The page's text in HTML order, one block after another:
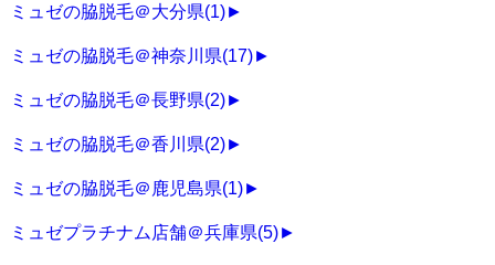
ミュゼの脇脱毛＠大分県(1)►
ミュゼの脇脱毛＠神奈川県(17)►
ミュゼの脇脱毛＠長野県(2)►
ミュゼの脇脱毛＠香川県(2)►
ミュゼの脇脱毛＠鹿児島県(1)►
ミュゼプラチナム店舗＠兵庫県(5)►